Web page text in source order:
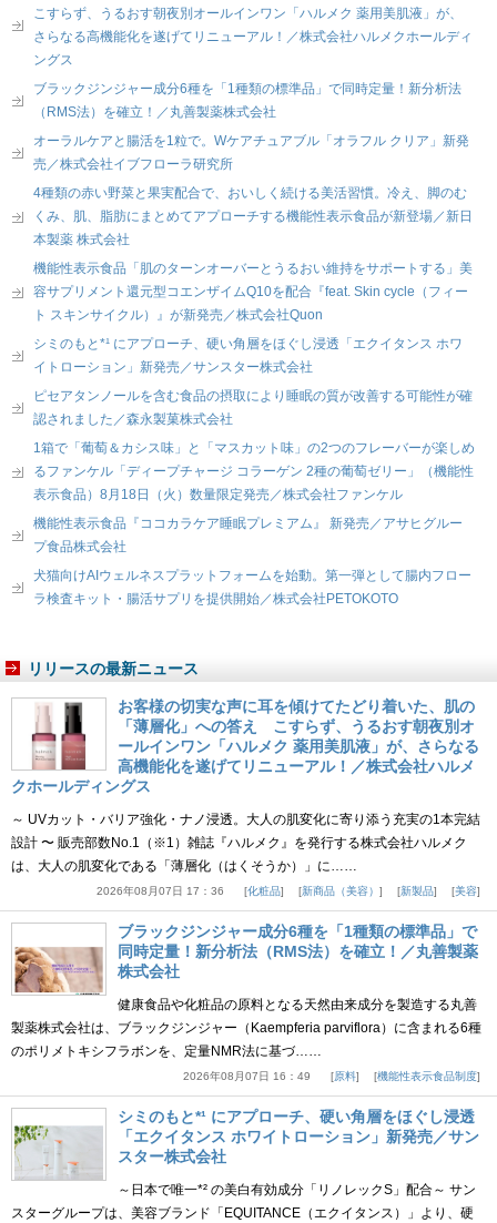
こすらず、うるおす朝夜別オールインワン「ハルメク 薬用美肌液」が、
さらなる高機能化を遂げてリニューアル！／株式会社ハルメクホールディ
ングス
ブラックジンジャー成分6種を「1種類の標準品」で同時定量！新分析法
（RMS法）を確立！／丸善製薬株式会社
オーラルケアと腸活を1粒で。Wケアチュアブル「オラフル クリア」新発
売／株式会社イブフローラ研究所
4種類の赤い野菜と果実配合で、おいしく続ける美活習慣。冷え、脚のむ
くみ、肌、脂肪にまとめてアプローチする機能性表示食品が新登場／新日
本製薬 株式会社
機能性表示食品「肌のターンオーバーとうるおい維持をサポートする」美
容サプリメント還元型コエンザイムQ10を配合『feat. Skin cycle（フィー
ト スキンサイクル）』が新発売／株式会社Quon
シミのもと*¹ にアプローチ、硬い角層をほぐし浸透「エクイタンス ホワ
イトローション」新発売／サンスター株式会社
ピセアタンノールを含む食品の摂取により睡眠の質が改善する可能性が確
認されました／森永製菓株式会社
1箱で「葡萄＆カシス味」と「マスカット味」の2つのフレーバーが楽しめ
るファンケル「ディープチャージ コラーゲン 2種の葡萄ゼリー」（機能性
表示食品）8月18日（火）数量限定発売／株式会社ファンケル
機能性表示食品『ココカラケア睡眠プレミアム』 新発売／アサヒグルー
プ食品株式会社
犬猫向けAIウェルネスプラットフォームを始動。第一弾として腸内フロー
ラ検査キット・腸活サプリを提供開始／株式会社PETOKOTO
リリースの最新ニュース
お客様の切実な声に耳を傾けてたどり着いた、肌の
「薄層化」への答え こすらず、うるおす朝夜別オ
ールインワン「ハルメク 薬用美肌液」が、さらなる
高機能化を遂げてリニューアル！／株式会社ハルメ
クホールディングス
～ UVカット・バリア強化・ナノ浸透。大人の肌変化に寄り添う充実の1本完結
設計 〜 販売部数No.1（※1）雑誌『ハルメク』を発行する株式会社ハルメク
は、大人の肌変化である「薄層化（はくそうか）」に……
2026年08月07日 17：36 化粧品 新商品（美容） 新製品 美容
ブラックジンジャー成分6種を「1種類の標準品」で
同時定量！新分析法（RMS法）を確立！／丸善製薬
株式会社
健康食品や化粧品の原料となる天然由来成分を製造する丸善
製薬株式会社は、ブラックジンジャー（Kaempferia parviflora）に含まれる6種
のポリメトキシフラボンを、定量NMR法に基づ……
2026年08月07日 16：49 原料 機能性表示食品制度
シミのもと*¹ にアプローチ、硬い角層をほぐし浸透
「エクイタンス ホワイトローション」新発売／サン
スター株式会社
～日本で唯一*² の美白有効成分「リノレックS」配合～ サン
スターグループは、美容ブランド「EQUITANCE（エクイタンス）」より、硬